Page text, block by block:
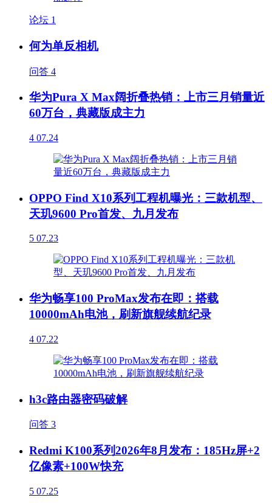
论坛 1
何为单反相机
问答 4
华为Pura X Max阔折叠热销：上市三月销量近
60万台，典藏版成主力
4 07.24
OPPO Find X10系列工程机曝光：三款机型、
天玑9600 Pro首发、九月发布
5 07.23
华为畅享100 ProMax发布在即：搭载
10000mAh电池，刷新旗舰续航纪录
4 07.22
h3c路由器密码破解
问答 3
Redmi K100系列2026年8月发布：185Hz屏+2
亿像素+100W快充
5 07.25